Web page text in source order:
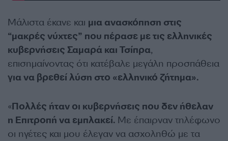
Μάλιστα έκανε και μια ανασκόπηση στις
“μακρές νύχτες” που πέρασε με τις ελληνικές
κυβερνήσεις Σαμαρά και Τσίπρα,
επισημαίνοντας ότι κατέβαλε μεγάλη προσπάθεια
για να βρεθεί λύση στο «ελληνικό ζήτημα».
«Πολλές ήταν οι κυβερνήσεις που δεν ήθελαν
η Επιτροπή να εμπλακεί. Με έπαιρναν τηλέφωνο
οι ηγέτες και μου έλεγαν να ασχοληθώ με τα